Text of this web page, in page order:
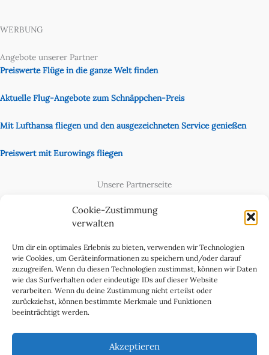
Cookie-Zustimmung
verwalten
Um dir ein optimales Erlebnis zu bieten, verwenden wir Technologien
wie Cookies, um Geräteinformationen zu speichern und/oder darauf
zuzugreifen. Wenn du diesen Technologien zustimmst, können wir Daten
wie das Surfverhalten oder eindeutige IDs auf dieser Website
verarbeiten. Wenn du deine Zustimmung nicht erteilst oder
zurückziehst, können bestimmte Merkmale und Funktionen
beeinträchtigt werden.
Akzeptieren
WERBUNG
Angebote unserer Partner
Preiswerte Flüge in die ganze Welt finden
Aktuelle Flug-Angebote zum Schnäppchen-Preis
Mit Lufthansa fliegen und den ausgezeichneten Service genießen
Preiswert mit Eurowings fliegen
Unsere Partnerseite
Cookie-Richtlinie (EU)
Datenschutzerklärung